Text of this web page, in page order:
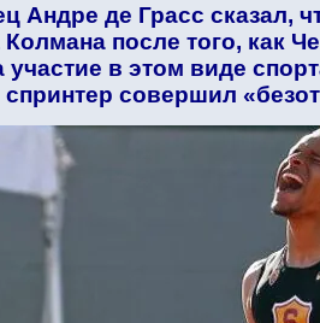
Андре де Грасс сказал,
Колмана после того, как
участие в этом виде
спринтер совершил